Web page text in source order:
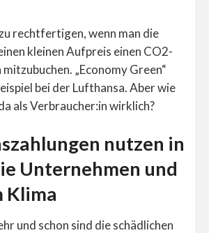
zu rechtfertigen, wenn man die
kleinen Aufpreis einen CO2-
„Economy Green“
bei der Lufthansa. Aber wie
als Verbraucher:in wirklich?
nutzen in
Unternehmen und
Klima
und schon sind die schädlichen